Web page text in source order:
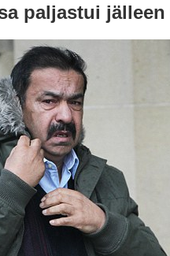
paljastui